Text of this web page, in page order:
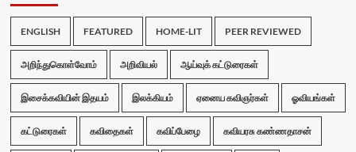
ENGLISH FEATURED HOME-LIT PEER REVIEWED
அறிந்துகொள்வோம் அறிவியல் ஆய்வுக் கட்டுரைகள்
இசைக்கவியின் இதயம் இலக்கியம் ஏனைய கவிஞர்கள் ஓவியங்கள்
கட்டுரைகள் கவிதைகள் கவிப்பேழை கவியரசு கண்ணதாசன்